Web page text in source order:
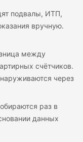
подвалы, ИТП,
вручную.
между
счётчиков.
через
раз в
данных